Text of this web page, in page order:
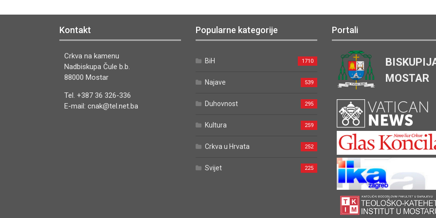
Kontakt
Crkva na kamenu
Nadbiskupa Čule b.b.
88000 Mostar
Tel. +387 36 326-336
E-mail: cnak@tel.net.ba
Popularne kategorije
BiH 1710
Najave 539
Duhovnost 295
Kultura 259
Crkva u Hrvata 252
Svijet 225
Portali
MOSTAR